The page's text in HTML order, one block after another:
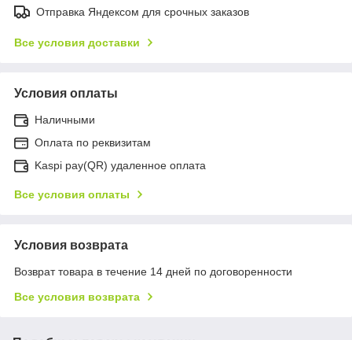
Отправка Яндексом для срочных заказов
Все условия доставки
Условия оплаты
Наличными
Оплата по реквизитам
Kaspi pay(QR) удаленное оплата
Все условия оплаты
Условия возврата
Возврат товара в течение 14 дней по договоренности
Все условия возврата